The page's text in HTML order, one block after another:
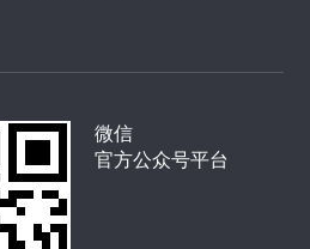
微信
官方公众号平台